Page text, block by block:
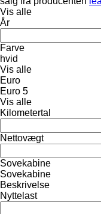
Vis alle
År
Farve
hvid
Vis alle
Euro
Euro 5
Vis alle
Kilometertal
Nettovægt
Sovekabine
Sovekabine
Beskrivelse
Nyttelast